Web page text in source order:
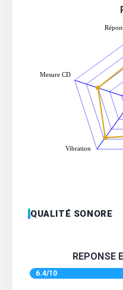
QUALITÉ SONORE
REPONSE
6.4/10